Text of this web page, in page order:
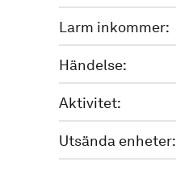
Larm inkommer:
Händelse:
Aktivitet:
Utsända enheter: